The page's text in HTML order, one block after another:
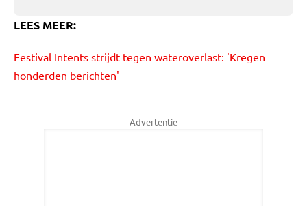
LEES MEER:
Festival Intents strijdt tegen wateroverlast: 'Kregen
honderden berichten'
Advertentie